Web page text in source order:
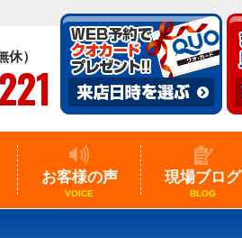
）
お客様の声
VOICE
現場ブログ
BLOG